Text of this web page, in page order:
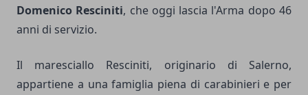
Domenico Resciniti, che oggi lascia l'Arma dopo 46
anni di servizio.
Il maresciallo Resciniti, originario di Salerno,
appartiene a una famiglia piena di carabinieri e per